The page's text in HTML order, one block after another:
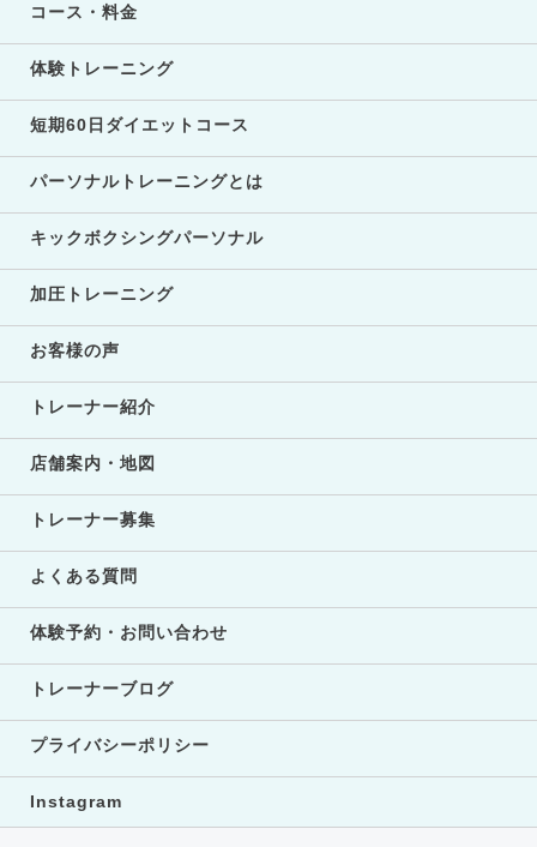
コース・料金
体験トレーニング
短期60日ダイエットコース
パーソナルトレーニングとは
キックボクシングパーソナル
加圧トレーニング
お客様の声
トレーナー紹介
店舗案内・地図
トレーナー募集
よくある質問
体験予約・お問い合わせ
トレーナーブログ
プライバシーポリシー
Instagram